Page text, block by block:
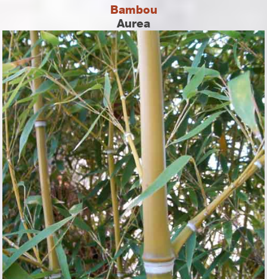
Bambou
Aurea